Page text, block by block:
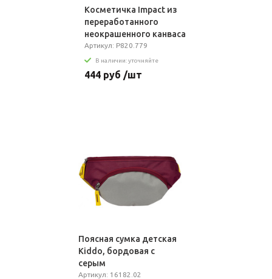
Косметичка Impact из
переработанного
неокрашенного канваса
AWARE™, 285 г/м²
Артикул: P820.779
В наличии: уточняйте
444 руб /шт
Поясная сумка детская
Kiddo, бордовая с
серым
Артикул: 16182.02